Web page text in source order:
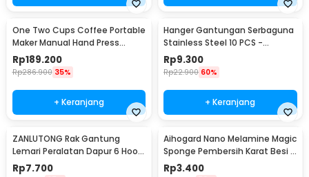
One Two Cups Coffee Portable
Maker Manual Hand Press
Espresso 300ml - T35066
Rp189.200
Rp286.900 35%
+ Keranjang
Hanger Gantungan Serbaguna
Stainless Steel 10 PCS -
M127105
Rp9.300
Rp22.900 60%
+ Keranjang
ZANLUTONG Rak Gantung
Lemari Peralatan Dapur 6 Hook
Besi - 2137
Rp7.700
Aihogard Nano Melamine Magic
Sponge Pembersih Karat Besi -
CW62
Rp3.400